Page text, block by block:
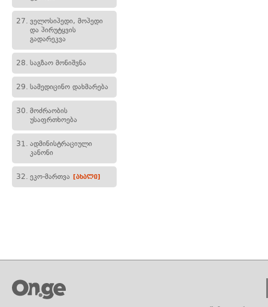
27. ველოსიპედი, მოპედი
და პირუტყვის
გადარეკვა
28. საგზაო მონიშვნა
29. სამედიცინო დახმარება
30. მოძრაობის
უსაფრთხოება
31. ადმინისტრაციული
კანონი
32. ეკო-მართვა [ახალი]